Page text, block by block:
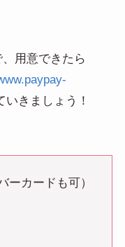
用意できたら
きましょう！
ーカードも可）